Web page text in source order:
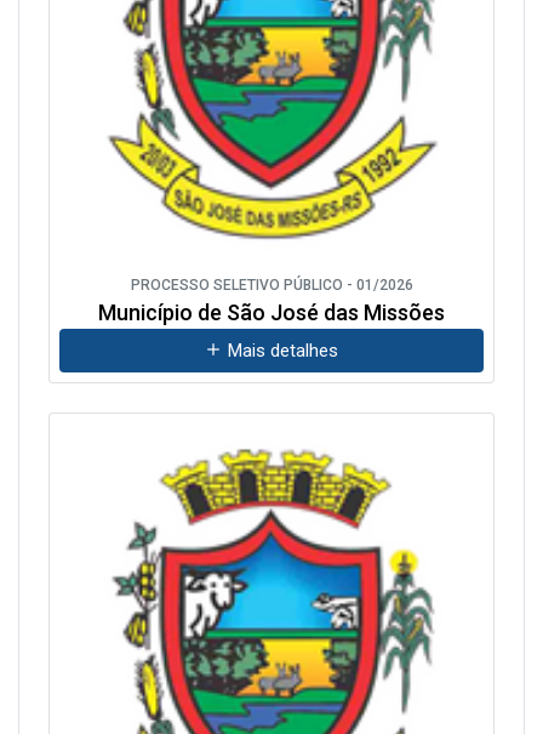
PROCESSO SELETIVO PÚBLICO - 01/2026
Município de São José das Missões
Mais detalhes